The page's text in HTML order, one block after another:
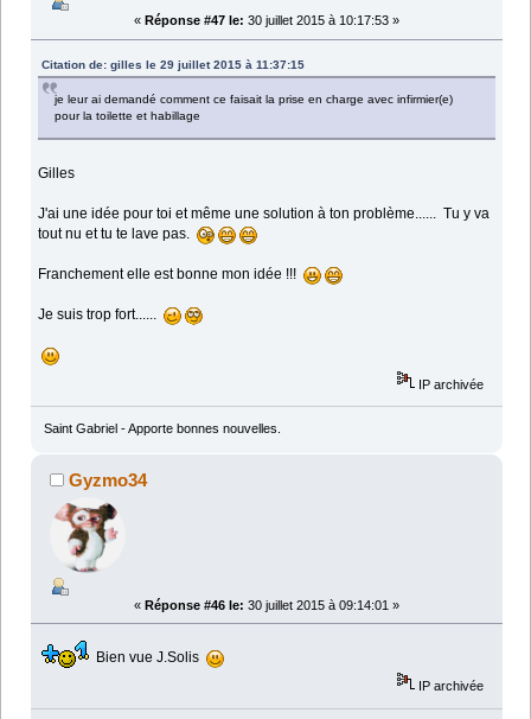
« Réponse #47 le: 30 juillet 2015 à 10:17:53 »
Citation de: gilles le 29 juillet 2015 à 11:37:15
je leur ai demandé comment ce faisait la prise en charge avec infirmier(e)
pour la toilette et habillage
Gilles
J'ai une idée pour toi et même une solution à ton problème...... Tu y va
tout nu et tu te lave pas.
Franchement elle est bonne mon idée !!!
Je suis trop fort......
IP archivée
Saint Gabriel - Apporte bonnes nouvelles.
Gyzmo34
« Réponse #46 le: 30 juillet 2015 à 09:14:01 »
Bien vue J.Solis
IP archivée